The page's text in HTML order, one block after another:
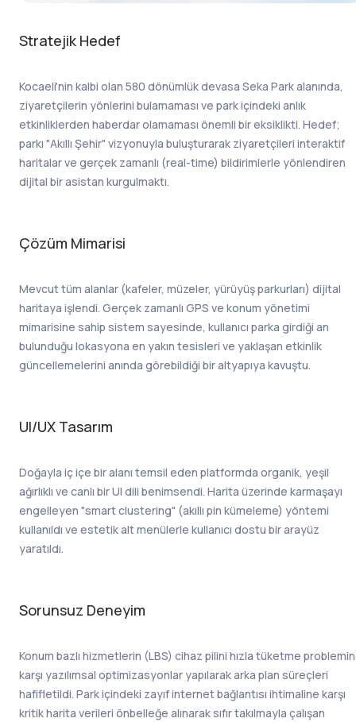
Stratejik Hedef
Kocaeli'nin kalbi olan 580 dönümlük devasa Seka Park alanında,
ziyaretçilerin yönlerini bulamaması ve park içindeki anlık
etkinliklerden haberdar olamaması önemli bir eksiklikti. Hedef;
parkı "Akıllı Şehir" vizyonuyla buluşturarak ziyaretçileri interaktif
haritalar ve gerçek zamanlı (real-time) bildirimlerle yönlendiren
dijital bir asistan kurgulmaktı.
Çözüm Mimarisi
Mevcut tüm alanlar (kafeler, müzeler, yürüyüş parkurları) dijital
haritaya işlendi. Gerçek zamanlı GPS ve konum yönetimi
mimarisine sahip sistem sayesinde, kullanıcı parka girdiği an
bulunduğu lokasyona en yakın tesisleri ve yaklaşan etkinlik
güncellemelerini anında görebildiği bir altyapıya kavuştu.
UI/UX Tasarım
Doğayla iç içe bir alanı temsil eden platformda organik, yeşil
ağırlıklı ve canlı bir UI dili benimsendi. Harita üzerinde karmaşayı
engelleyen "smart clustering" (akıllı pin kümeleme) yöntemi
kullanıldı ve estetik alt menülerle kullanıcı dostu bir arayüz
yaratıldı.
Sorunsuz Deneyim
Konum bazlı hizmetlerin (LBS) cihaz pilini hızla tüketme
karşı yazılımsal optimizasyonlar yapılarak arka plan süreçleri
hafifletildi. Park içindeki zayıf internet bağlantısı ihtimaline karşı
kritik harita verileri önbelleğe alınarak sıfır takılmayla çalışan